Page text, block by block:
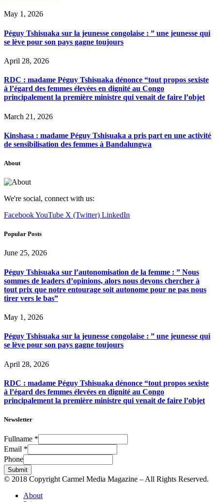
May 1, 2026
Péguy Tshisuaka sur la jeunesse congolaise : ” une jeunesse qui
se lève pour son pays gagne toujours
April 28, 2026
RDC : madame Péguy Tshisuaka dénonce “tout propos sexiste
à l’égard des femmes élevées en dignité au Congo
principalement la première ministre qui venait de faire l’objet
March 21, 2026
Kinshasa : madame Péguy Tshisuaka a pris part en une activité
de sensibilisation des femmes à Bandalungwa
About
We're social, connect with us:
FacebookYouTube X (Twitter) LinkedIn
Popular Posts
June 25, 2026
Péguy Tshisuaka sur l’autonomisation de la femme : ” Nous
sommes de leaders d’opinions, alors nous devons chercher à
tout prix que notre entourage soit autonome pour ne pas nous
tirer vers le bas”
May 1, 2026
Péguy Tshisuaka sur la jeunesse congolaise : ” une jeunesse qui
se lève pour son pays gagne toujours
April 28, 2026
RDC : madame Péguy Tshisuaka dénonce “tout propos sexiste
à l’égard des femmes élevées en dignité au Congo
principalement la première ministre qui venait de faire l’objet
Newsletter
Fullname *
Email *
Phone
Submit
© 2018 Copyright Carmel Media Magazine – All Rights Reserved.
About